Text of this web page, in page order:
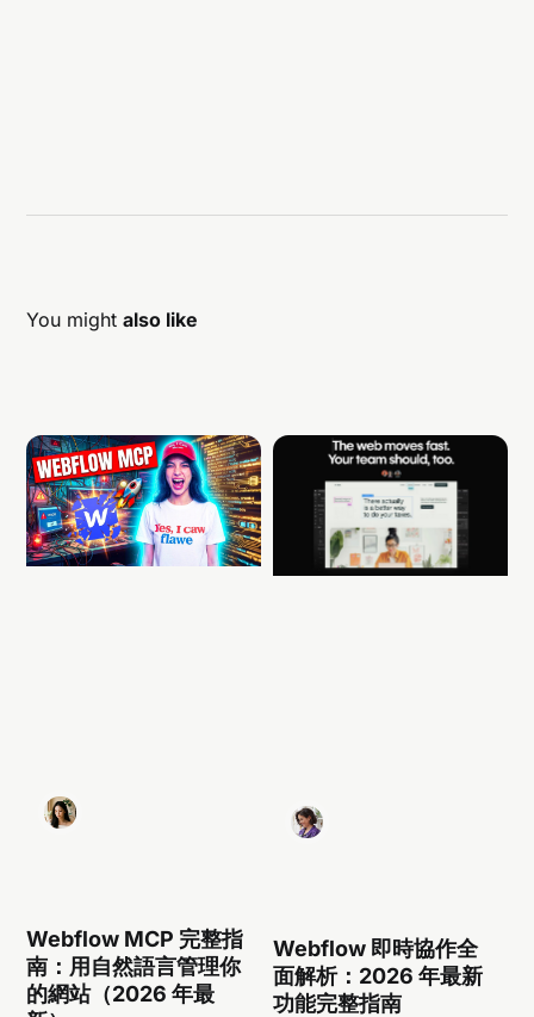
You mightalso like
Webflow MCP 完整指
南：用自然語言管理你
的網站（2026 年最
Webflow 即時協作全
面解析：2026 年最新
功能完整指南